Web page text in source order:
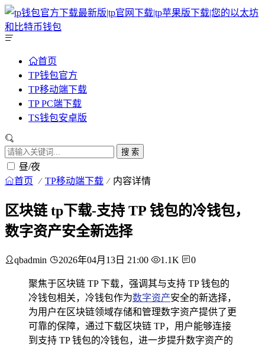
首页
TP钱包官方
TP移动端下载
TP PC端下载
TS钱包安卓版
搜 索
昼/夜
首页 TP移动端下载 内容详情
区块链 tp下载-支持 TP 钱包的冷钱包，
数字资产安全新选择
qbadmin 2026年04月13日 21:00 1.1K 0
聚焦于区块链 TP 下载，强调其与支持 TP 钱包的
冷钱包相关，冷钱包作为数字资产安全的新选择，
为用户在区块链领域存储和管理数字资产提供了更
可靠的保障，通过下载区块链 TP，用户能够连接
到支持 TP 钱包的冷钱包，进一步提升数字资产的